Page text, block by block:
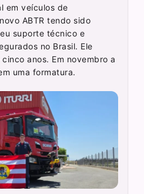
em veículos de
ABTR tendo sido
suporte técnico e
no Brasil. Ele
anos. Em novembro a
uma formatura.